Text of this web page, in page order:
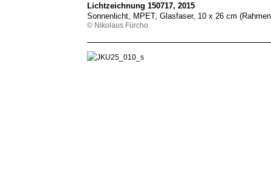
Lichtzeichnung 150717, 2015
Sonnenlicht, MPET, Glasfaser, 10 x 26 cm
© Nikolaus Fürcho